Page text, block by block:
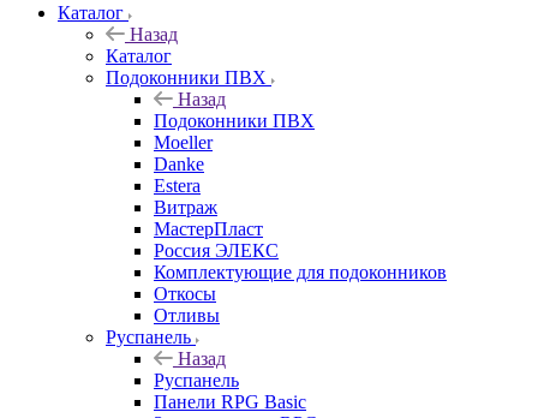
Каталог
Назад
Каталог
Подоконники ПВХ
Назад
Подоконники ПВХ
Moeller
Danke
Estera
Витраж
МастерПласт
Россия ЭЛЕКС
Комплектующие для подоконников
Откосы
Отливы
Руспанель
Назад
Руспанель
Панели RPG Basic